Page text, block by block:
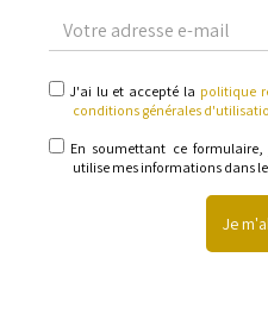
adresse
e-
politique
relative
la
J'ai lu et accepté la politique
conditions générales
informations
En soumettant ce formulaire,
utilise mes informations dans